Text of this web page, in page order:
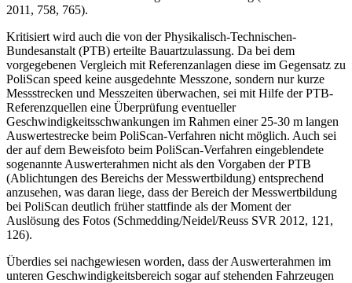
2011, 758, 765).
Kritisiert wird auch die von der Physikalisch-Technischen-
Bundesanstalt (PTB) erteilte Bauartzulassung. Da bei dem
vorgegebenen Vergleich mit Referenzanlagen diese im Gegensatz zu
PoliScan speed keine ausgedehnte Messzone, sondern nur kurze
Messstrecken und Messzeiten überwachen, sei mit Hilfe der PTB-
Referenzquellen eine Überprüfung eventueller
Geschwindigkeitsschwankungen im Rahmen einer 25-30 m langen
Auswertestrecke beim PoliScan-Verfahren nicht möglich. Auch sei
der auf dem Beweisfoto beim PoliScan-Verfahren eingeblendete
sogenannte Auswerterahmen nicht als den Vorgaben der PTB
(Ablichtungen des Bereichs der Messwertbildung) entsprechend
anzusehen, was daran liege, dass der Bereich der Messwertbildung
bei PoliScan deutlich früher stattfinde als der Moment der
Auslösung des Fotos (Schmedding/Neidel/Reuss SVR 2012, 121,
126).
Überdies sei nachgewiesen worden, dass der Auswerterahmen im
unteren Geschwindigkeitsbereich sogar auf stehenden Fahrzeugen